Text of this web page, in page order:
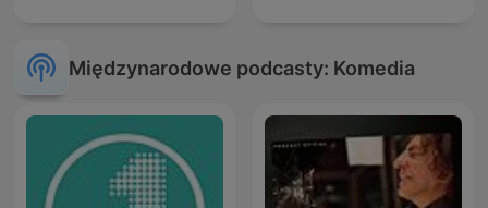
Międzynarodowe podcasty: Komedia